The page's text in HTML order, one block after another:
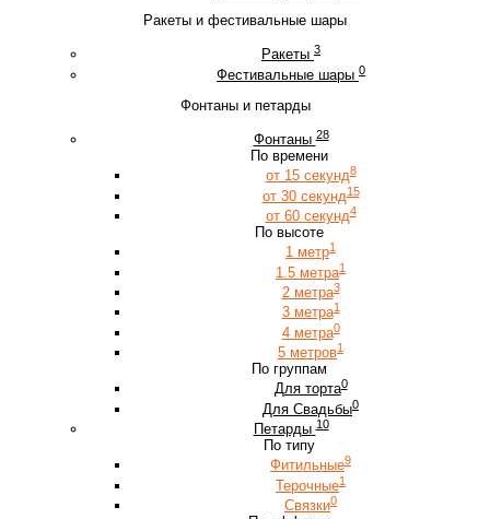
Ракеты и фестивальные шары
Ракеты 3
Фестивальные шары 0
Фонтаны и петарды
Фонтаны 28
По времени
от 15 секунд8
от 30 секунд15
от 60 секунд4
По высоте
1 метр1
1.5 метра1
2 метра3
3 метра1
4 метра0
5 метров1
По группам
Для торта0
Для Свадьбы0
Петарды 10
По типу
Фитильные9
Терочные1
Связки0